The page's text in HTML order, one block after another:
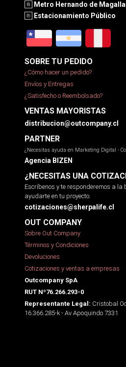
Metro Hernando de
Estacionamiento Público
SOBRE TU PEDIDO
¿Cómo hacer un pedido?
Envíos y Entregas
¿Satisfecho o Reembolsado?
VENTAS MAYORISTAS
distribucion@outcompany.cl
PARTNER
¿Necesitas ayuda en Marketing Digital -
Agencia BIZEN
¿NECESITAS UNA
Escríbenos y te responderemos a
ayudarte en tu proyecto.
cotizaciones@sherpalife.cl
OUT COMPANY
Sobre Out Company
Términos y Condiciones
Devoluciones
Cotizaciones y ventas a empresas
Outcompany SpA
RUT Nº76.266.293-0
Representante Legal: Cristobal
16.366.285-k - Av Apoquindo 7331